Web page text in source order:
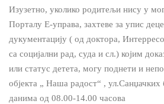
Изузетно, уколико родитељи нису у
Порталу Е-управа, захтеве за упис
дукументацију ( од доктора,
са социјални рад, суда и сл.) којим
или статус детета, могу поднети и
објекта „ Наша радост“ ,
данима од 08.00-14.00 часова